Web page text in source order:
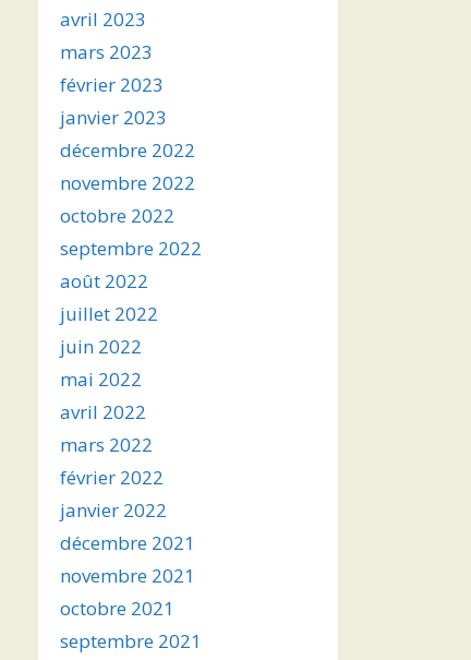
avril 2023
mars 2023
février 2023
janvier 2023
décembre 2022
novembre 2022
octobre 2022
septembre 2022
août 2022
juillet 2022
juin 2022
mai 2022
avril 2022
mars 2022
février 2022
janvier 2022
décembre 2021
novembre 2021
octobre 2021
septembre 2021